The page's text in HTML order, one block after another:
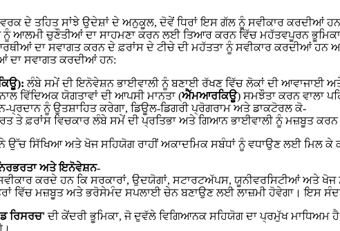
ਦੇ ਤਹਿਤ ਸਾਂਝੇ ਉਦੇਸ਼ਾਂ ਦੇ ਅਨੁਕੂਲ, ਦੋਵੇਂ ਧਿਰਾਂ ਇਸ ਗੱਲ ਨੂੰ ਸਵੀਕਾਰ ਕਰਦੀਆਂ
ਆਲਮੀ ਚੁਣੌਤੀਆਂ ਦਾ ਸਾਹਮਣਾ ਕਰਨ ਲਈ ਤਿਆਰ ਕਰਨ ਵਿੱਚ ਮਹੱਤਵਪੂਰਨ ਭੂਮਿਕਾ
ਦਾ ਸਵਾਗਤ ਕਰਨ ਦੇ ਫ਼ਰਾਂਸ ਦੇ ਟੀਚੇ ਦੀ ਮਹੱਤਤਾ ਨੂੰ ਸਵੀਕਾਰ ਕਰਦੀਆਂ
ਦਾ ਸਵਾਗਤ ਕਰਦੀਆਂ ਹਨ:
): ਲੰਬੇ ਸਮੇਂ ਦੀ ਇਨੋਵੇਸ਼ਨ ਭਾਈਵਾਲੀ ਨੂੰ ਬਣਾਈ ਰੱਖਣ ਵਿੱਚ ਲੋਕਾਂ ਦੀ ਆਵਾਜਾਈ
ਵਿੱਦਿਅਕ ਯੋਗਤਾਵਾਂ ਦੀ ਆਪਸੀ ਮਾਨਤਾ (ਐੱਮਆਰਕਿਊ) ਸਮਝੌਤਾ ਕਰਨ ਵਾਲਾ
ਨੂੰ ਉਤਸ਼ਾਹਿਤ ਕਰੇਗਾ, ਡਿਊਲ-ਡਿਗਰੀ ਪ੍ਰੋਗਰਾਮ ਅਤੇ ਡਾਕਟੋਰਲ ਕੋ-
ਤੇ ਫ਼ਰਾਂਸ ਵਿਚਕਾਰ ਲੰਬੇ ਸਮੇਂ ਦੀ ਪ੍ਰਤਿਭਾ ਅਤੇ ਗਿਆਨ ਭਾਈਵਾਲੀ ਨੂੰ ਮਜ਼ਬੂਤ
ਸਿੱਖਿਆ ਅਤੇ ਖੋਜ ਸਹਿਯੋਗ ਰਾਹੀਂ ਅਕਾਦਮਿਕ ਸਬੰਧਾਂ ਨੂੰ ਵਧਾਉਣ ਲਈ ਮਿਲ ਕੇ
ਅਤੇ ਇਨੋਵੇਸ਼ਨ-
ਕਰਦੇ ਹਨ ਕਿ ਸਰਕਾਰਾਂ, ਉਦਯੋਗਾਂ, ਸਟਾਰਟਅੱਪਸ, ਯੂਨੀਵਰਸਿਟੀਆਂ ਅਤੇ ਖੋਜ
ਵਿੱਚ ਮਜ਼ਬੂਤ ਅਤੇ ਭਰੋਸੇਮੰਦ ਸਪਲਾਈ ਚੇਨ ਬਣਾਉਣ ਲਈ ਲਾਜ਼ਮੀ ਹੋਵੇਗਾ। ਇਸ
ਰਿਸਰਚ'ਦੀ ਕੇਂਦਰੀ ਭੂਮਿਕਾ, ਜੋ ਦੁਵੱਲੇ ਵਿਗਿਆਨਕ ਸਹਿਯੋਗ ਦਾ ਪ੍ਰਮੁੱਖ